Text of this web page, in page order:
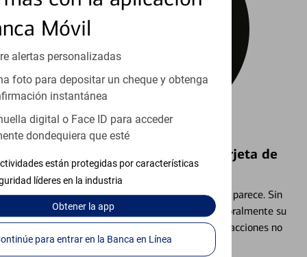
Móvil
alertas personalizadas
foto para depositar un cheque y obtenga
instantánea
digital o Face ID para acceder
dondequiera que esté
están protegidas por características
líderes en la industria
Obtenerla app
Continúe para entrar en la Banca en Línea
Bloquear y Desbloquear una Tarjeta de
Débito⁴
Extraviar una tarjeta es más común de lo que parece. Sin
embargo, puede bloquear y desbloquear temporalmente su
tarjeta de débito para ayudar a prevenir transacciones no
autorizadas.